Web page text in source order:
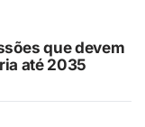
que devem
até 2035